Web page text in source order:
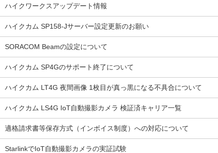
ハイクワークスアップデート情報
ハイクカム SP158-Jサーバー設定更新のお願い
SORACOM Beamの設定について
ハイクカム SP4Gのサポート終了について
ハイクカム LT4G 夜間画像 1枚目が真っ黒になる不具合について
ハイクカム LS4G IoT自動撮影カメラ 検証済キャリア一覧
適格請求書等保存方式（インボイス制度）への対応について
StarlinkでIoT自動撮影カメラの実証試験